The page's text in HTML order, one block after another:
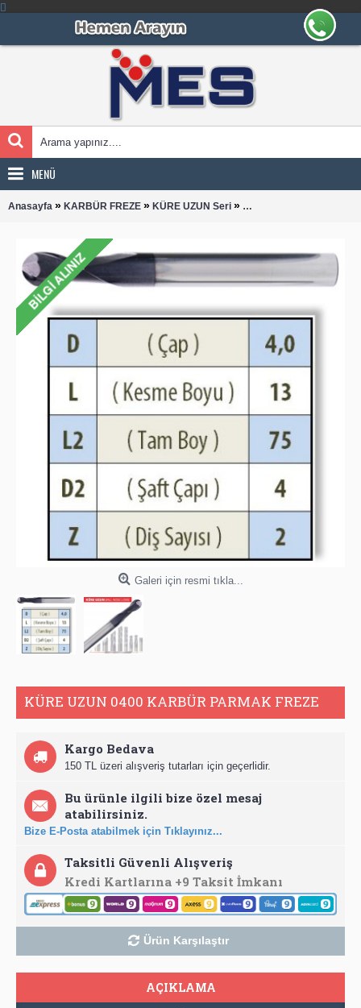
MENÜ
Anasayfa » KARBÜR FREZE » KÜRE UZUN Seri » KÜRE UZUN 0400
Galeri için resmi tıkla...
KÜRE UZUN 0400 KARBÜR PARMAK FREZE
Kargo Bedava
150 TL üzeri alışveriş tutarları için geçerlidir.
Bu ürünle ilgili bize özel mesaj
atabilirsiniz.
Bize E-Posta atabilmek için Tıklayınız...
Taksitli Güvenli Alışveriş
Kredi Kartlarına +9 Taksit İmkanı
Ürün Karşılaştır
AÇIKLAMA